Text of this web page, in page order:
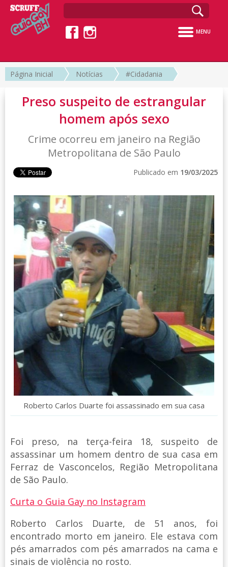
MENU
Página Inicial Notícias #Cidadania
Preso suspeito de estrangular
homem após sexo
Crime ocorreu em janeiro na Região
Metropolitana de São Paulo
Publicado em 19/03/2025
Roberto Carlos Duarte foi assassinado em sua casa
Foi preso, na terça-feira 18, suspeito de
assassinar um homem dentro de sua casa em
Ferraz de Vasconcelos, Região Metropolitana
de São Paulo.
Curta o Guia Gay no Instagram
Roberto Carlos Duarte, de 51 anos, foi
encontrado morto em janeiro. Ele estava com
pés amarrados com pés amarrados na cama e
sinais de violência no rosto.